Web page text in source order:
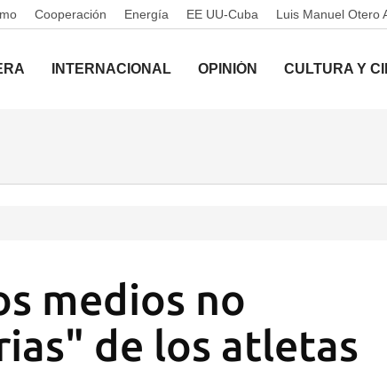
Cooperación Energía EE UU-Cuba Luis Manuel Otero
INTERNACIONAL OPINIÓN CULTURA Y
medios no
de los atletas